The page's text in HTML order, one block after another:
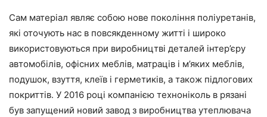
Сам матеріал являє собою нове покоління поліуретанів,
які оточують нас в повсякденному житті і широко
використовуються при виробництві деталей інтер’єру
автомобілів, офісних меблів, матраців і м’яких меблів,
подушок, взуття, клеїв і герметиків, а також підлогових
покриттів. У 2016 році компанією техноніколь в рязані
був запущений новий завод з виробництва утеплювача